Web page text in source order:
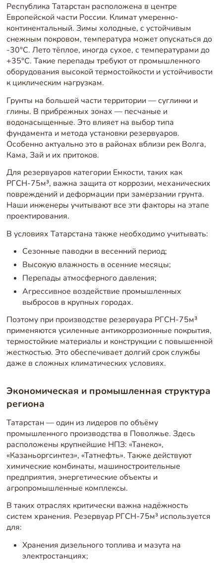
Республика Татарстан расположена в центре
Европейской части России. Климат умеренно-
континентальный. Зимы холодные, с устойчивым
снежным покровом, температура может опускаться до
-30°C. Лето тёплое, иногда сухое, с температурами до
+35°C. Такие перепады требуют от промышленного
оборудования высокой термостойкости и устойчивости
к циклическим нагрузкам.
Грунты на большей части территории — суглинки и
глины. В прибрежных зонах — песчаные и
водонасыщенные. Это влияет на выбор типа
фундамента и метода установки резервуаров.
Особенно актуально это в районах вблизи рек Волга,
Кама, Зай и их притоков.
Для резервуаров категории Емкости, таких как
РГСН-75м³, важна защита от коррозии, механических
повреждений и деформации при замерзании грунта.
Наши инженеры учитывают все эти факторы на этапе
проектирования.
В условиях Татарстана также необходимо учитывать:
Сезонные паводки в весенний период;
Высокую влажность в осенние месяцы;
Перепады атмосферного давления;
Агрессивное воздействие промышленных
выбросов в крупных городах.
Поэтому при производстве резервуара РГСН-75м³
применяются усиленные антикоррозионные покрытия,
термостойкие материалы и конструкции с повышенной
жесткостью. Это обеспечивает долгий срок службы
даже в сложных климатических условиях.
Экономическая и промышленная структура
региона
Татарстан — один из лидеров по объёму
промышленного производства в Поволжье. Здесь
расположены крупнейшие НПЗ: «Танеко»,
«Казаньоргсинтез», «Татнефть». Также действуют
химические комбинаты, машиностроительные
предприятия, энергетические объекты и
агропромышленные комплексы.
В таких отраслях критически важна надёжность
систем хранения. Резервуар РГСН-75м³ используется
для:
Хранения дизельного топлива и мазута на
электростанциях;